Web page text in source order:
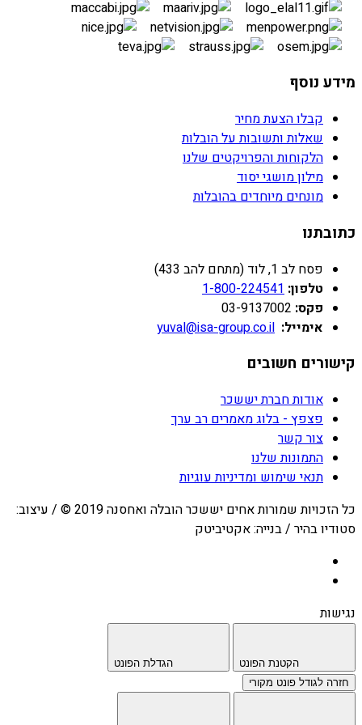
מידע נוסף
קבלו הצעת מחיר
שאלות ותשובות על הובלות
הלקוחות והפרויקטים שלנו
מילון מושגי יסוד
מונחים מיוחדים בהובלות
כתובתנו
פסח לב 1, לוד (מתחם להב 433)
טלפון: 1-800-224541
פקס: 03-9137002
אימייל: yuval@isa-group.co.il
קישורים חשובים
אודות חברת יששכר
פצפץ - בלוג מאמרים רב ערך
צור קשר
התמונות שלנו
תנאי שימוש ומדיניות עוגיות
כל הזכויות שמורות אחים יששכר הובלה ואחסנה 2019 © / עיצוב:
סטודיו בהיר / בנייה: אקטיביטק
נגישות
הקטנת הפונט
הגדלת הפונט
חזרה לגודל פונט מקורי